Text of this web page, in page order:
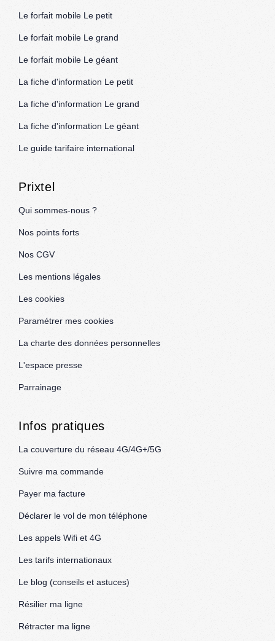
Le forfait mobile Le petit
Le forfait mobile Le grand
Le forfait mobile Le géant
La fiche d'information Le petit
La fiche d'information Le grand
La fiche d'information Le géant
Le guide tarifaire international
Prixtel
Qui sommes-nous ?
Nos points forts
Nos CGV
Les mentions légales
Les cookies
Paramétrer mes cookies
La charte des données personnelles
L'espace presse
Parrainage
Infos pratiques
La couverture du réseau 4G/4G+/5G
Suivre ma commande
Payer ma facture
Déclarer le vol de mon téléphone
Les appels Wifi et 4G
Les tarifs internationaux
Le blog (conseils et astuces)
Résilier ma ligne
Rétracter ma ligne